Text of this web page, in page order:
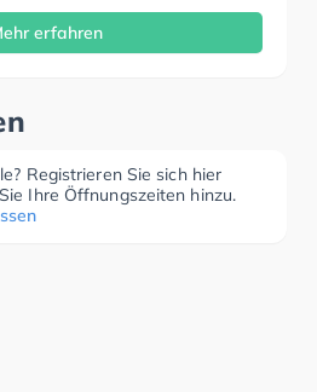
erfahren
Registrieren Sie sich hier
Ihre Öffnungszeiten hinzu.